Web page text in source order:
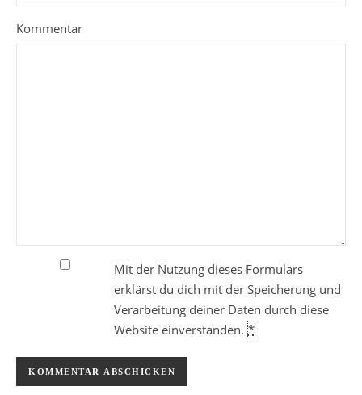
Kommentar
Mit der Nutzung dieses Formulars
erklärst du dich mit der Speicherung und
Verarbeitung deiner Daten durch diese
Website einverstanden. *